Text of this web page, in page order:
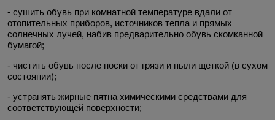
- сушить обувь при комнатной температуре вдали от
отопительных приборов, источников тепла и прямых
солнечных лучей, набив предварительно обувь скомканной
бумагой;
- чистить обувь после носки от грязи и пыли щеткой (в сухом
состоянии);
- устранять жирные пятна химическими средствами для
соответствующей поверхности;